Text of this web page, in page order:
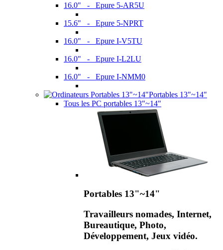
16.0" - Epure 5-AR5U
15.6" - Epure 5-NPRT
16.0" - Epure I-V5TU
16.0" - Epure I-L2LU
16.0" - Epure I-NMM0
Portables 13"~14"
Tous les PC portables 13"~14"
Portables 13"~14"
Travailleurs nomades, Internet,
Bureautique, Photo,
Développement, Jeux vidéo.